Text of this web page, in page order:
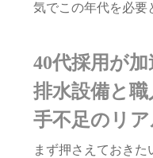
気でこの年代を必要
40代採用が
排水設備と
手不足のリ
まず押さえておき